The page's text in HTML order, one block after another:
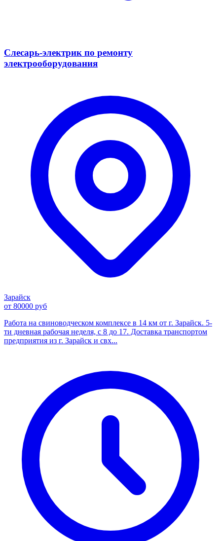
Слесарь-электрик по ремонту
электрооборудования
Зарайск
от 80000 руб
Работа на свиноводческом комплексе в 14 км от г. Зарайск. 5-
ти дневная рабочая неделя, с 8 до 17. Доставка транспортом
предприятия из г. Зарайск и свх...